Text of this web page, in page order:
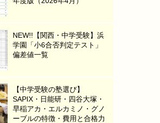
NEW!!【関西・中学受験】浜
学園「小6合否判定テスト」
偏差値一覧
【中学受験の塾選び】
SAPIX・日能研・四谷大塚・
早稲アカ・エルカミノ・グノ
ーブルの特徴・費用と合格力